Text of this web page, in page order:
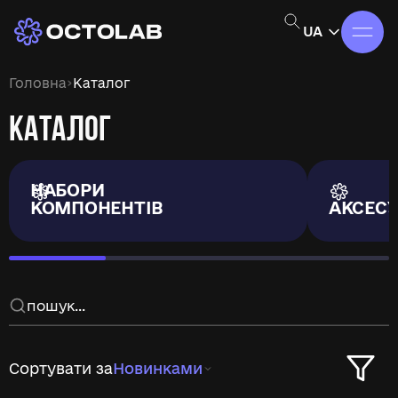
UA
Головна›Каталог
КАТАЛОГ
НАБОРИ
КОМПОНЕНТІВ
Сортувати заНовинками